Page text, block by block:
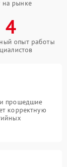
на рынке
4
опыт работы
и прошедшие
корректную